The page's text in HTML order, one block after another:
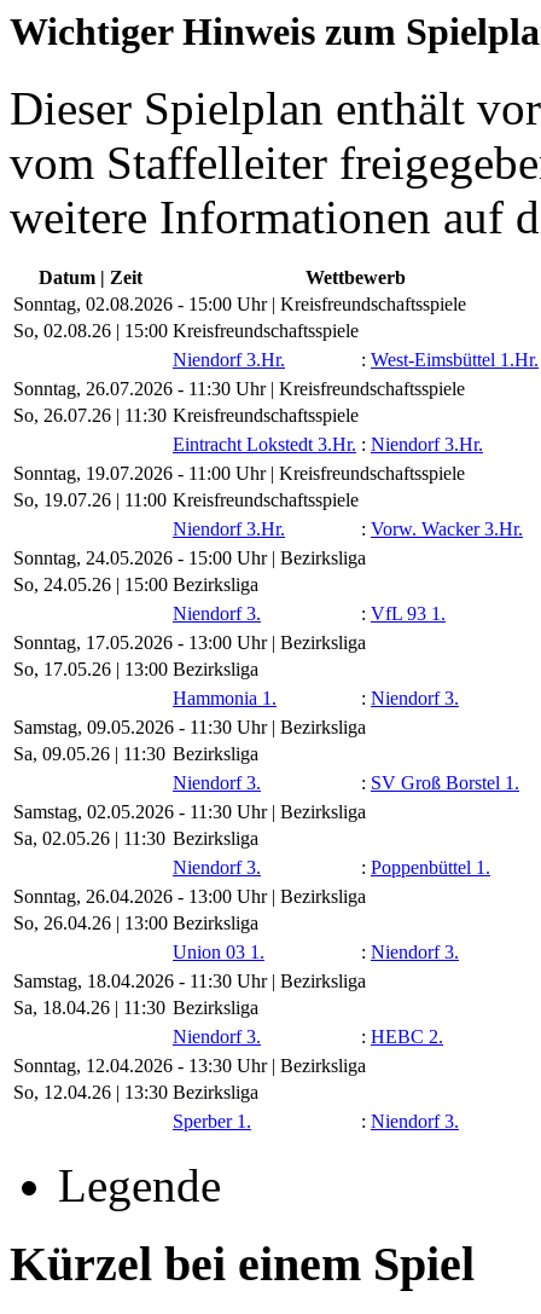
Wichtiger Hinweis zum
Dieser Spielplan enthält
vom Staffelleiter
weitere Informationen auf
Datum | Zeit
Wettbewerb
Sonntag, 02.08.2026 - 15:00 Uhr | Kreisfreundschaftsspiele
So, 02.08.26 | 15:00 Kreisfreundschaftsspiele
Niendorf 3.Hr.
: West-Eimsbüttel 1.Hr.
Sonntag, 26.07.2026 - 11:30 Uhr | Kreisfreundschaftsspiele
So, 26.07.26 | 11:30 Kreisfreundschaftsspiele
Eintracht Lokstedt 3.Hr. : Niendorf 3.Hr.
Sonntag, 19.07.2026 - 11:00 Uhr | Kreisfreundschaftsspiele
So, 19.07.26 | 11:00 Kreisfreundschaftsspiele
Niendorf 3.Hr.
: Vorw. Wacker 3.Hr.
Sonntag, 24.05.2026 - 15:00 Uhr | Bezirksliga
So, 24.05.26 | 15:00 Bezirksliga
Niendorf 3.
: VfL 93 1.
Sonntag, 17.05.2026 - 13:00 Uhr | Bezirksliga
So, 17.05.26 | 13:00 Bezirksliga
Hammonia 1.
: Niendorf 3.
Samstag, 09.05.2026 - 11:30 Uhr | Bezirksliga
Sa, 09.05.26 | 11:30 Bezirksliga
Niendorf 3.
: SV Groß Borstel 1.
Samstag, 02.05.2026 - 11:30 Uhr | Bezirksliga
Sa, 02.05.26 | 11:30 Bezirksliga
Niendorf 3.
: Poppenbüttel 1.
Sonntag, 26.04.2026 - 13:00 Uhr | Bezirksliga
So, 26.04.26 | 13:00 Bezirksliga
Union 03 1.
: Niendorf 3.
Samstag, 18.04.2026 - 11:30 Uhr | Bezirksliga
Sa, 18.04.26 | 11:30 Bezirksliga
Niendorf 3.
: HEBC 2.
Sonntag, 12.04.2026 - 13:30 Uhr | Bezirksliga
So, 12.04.26 | 13:30 Bezirksliga
Sperber 1.
: Niendorf 3.
Legende
Kürzel bei einem Spiel